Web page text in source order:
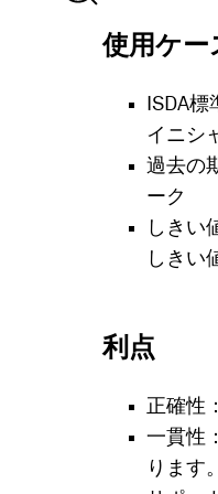
使用ケー
ISDA
イニシ
過去の
ーク
しきい
しきい
利点
正確性
一貫性
ります。